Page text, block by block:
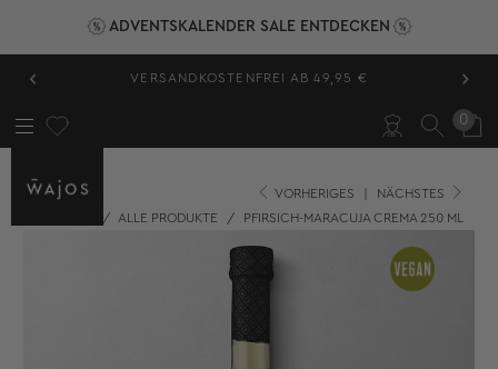
ADVENTSKALENDER SALE ENTDECKEN
‹ INNERHALB VON 2-3 TAGEN GELIEFERT ›
0
VORHERIGES
NÄCHSTES
/ ALLE PRODUKTE / PFIRSICH-MARACUJA CREMA 250 ML